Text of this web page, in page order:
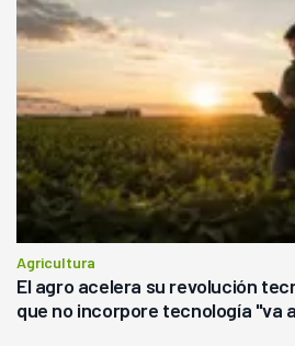
Agricultura
El agro acelera su revolución
que no incorpore tecnología "va